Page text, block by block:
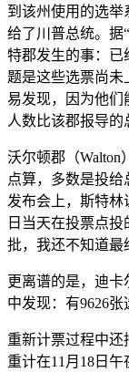
到该州使用的选举
给了川普总统。据
特郡发生的事：已
题是这些选票尚未
易发现，因为他们
人数比该郡报导的
沃尔顿郡（Walton
点算，多数是投给
发布会上，斯特林
日当天在投票点
批，我还不知道最
更离谱的是，迪卡
中发现：有9626张
重新计票过程中还
重计在11月18日